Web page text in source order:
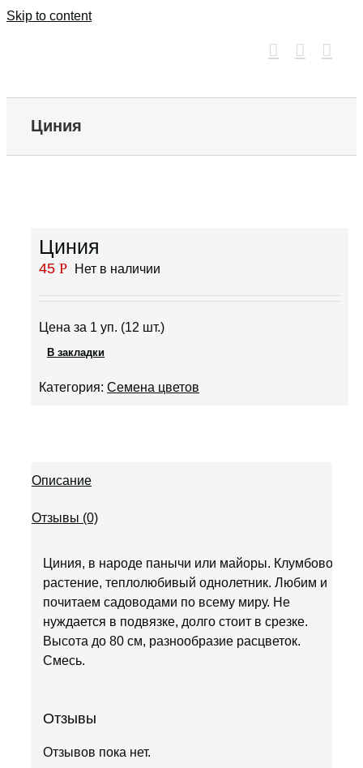
Skip to content
Циния
Циния
45 Р Нет в наличии
Цена за 1 уп. (12 шт.)
В закладки
Категория: Семена цветов
Описание
Отзывы (0)
Циния, в народе панычи или майоры. Клумбовое
растение, теплолюбивый однолетник. Любим и
почитаем садоводами по всему миру. Не
нуждается в подвязке, долго стоит в срезке.
Высота до 80 см, разнообразие расцветок.
Смесь.
Отзывы
Отзывов пока нет.